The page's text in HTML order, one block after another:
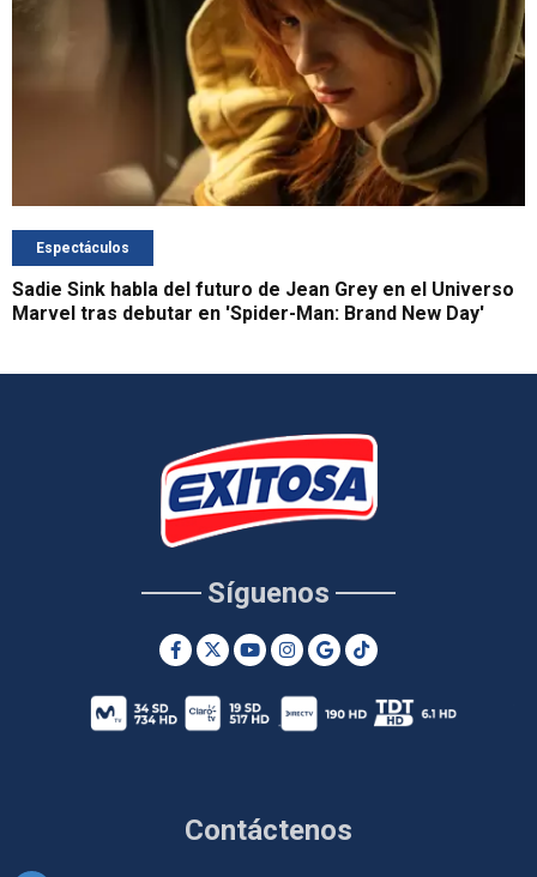
Espectáculos
Sadie Sink habla del futuro de Jean Grey en el Universo
Marvel tras debutar en 'Spider-Man: Brand New Day'
Contáctenos
Síguenos